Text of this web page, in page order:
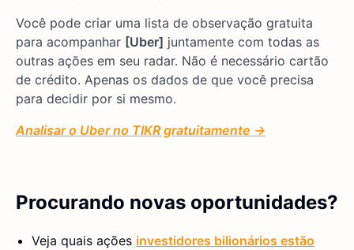
Você pode criar uma lista de observação gratuita
para acompanhar [Uber] juntamente com todas as
outras ações em seu radar. Não é necessário cartão
de crédito. Apenas os dados de que você precisa
para decidir por si mesmo.
Analisar o Uber no TIKR gratuitamente →
Procurando novas oportunidades?
Veja quais ações investidores bilionários estão